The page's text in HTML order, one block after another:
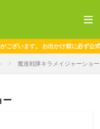
ます。 お出かけ前に必ず公式情
魔進戦隊キラメイジャーショー
ー